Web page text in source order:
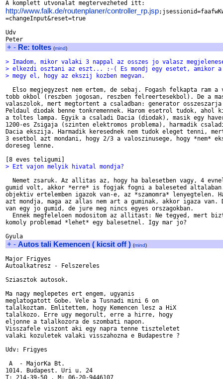
http://www.falk.de/routenplaner/controller_rp.jsp
=changeInput&reset=true
Udv
+ - Re: toltes (mind)
> Imadom, mikor valaki 3 nappal az osszes jo valasz
> elkezdi osztani az eszt... :-( Es mondj egy esetet, amikor
> megy el, hogy az ekszij kozben megvan.
Elso megjegyzest nem ertem, de sebaj. Fogash felkapta ram a
tobb okbol (reszben jogosan, reszben felreertesekbol). De a
valaszolok, mert megtortent a csaladban: generator osszeszarja
Peldaul diodak benne tonkremennek. Harom esetrol tudok, ahol
a toltes lampa. Egyik a csaladi Dacia (diodak), masik egy
1200-es Zsigaja (szinten elektromos problema), harmadik
Dacia ekszija. Harmadik keresednek nem tudok eleget tenni,
3 esetbol azt mondani, hogy 2/3 a valoszinusege, hogy *nem*
doreseg lenne.
> Ezt vajon melyik hivatal mondja?
Nemet zsaruk. Az allitas az, hogy ha balesetben vagy, 4
gumid volt, akkor *erre* is fogjak fogni a baleseted altalaban.
objektiv ertelemben igazok van-e, az *szamomra* lenyegtelen.
azt mondja, maga az allas nem art a guminak, akkor igaza van.
van egy jo gumid, de jure meg nincs egyes orszagokban.
Ennek megfeleloen modositom az allitast: Ne tegyed, mert
komoly problemad *lehet* egy balesetnel. Igy mar jo?
+ - Autos tali Kemencen ( kicsit off ) (mind)
Major Frigyes
Autoalkatresz - Felszereles
Sziasztok autosok.
Ma nagy meglepetes ert engem, ugyanis
meglatogatott Gobe. Vele a Tusnadi mini 6 on
talalkoztam. Emlitettem, hogy Kemencen lesz a HiX
talalkozo. Erre ugy megorult, erre a hirre, hogy
eljonne a talalkozora de szombati napon.
Visszafele viszont aki egy napra tenne tiszteletet
valaki kozuletek valaki visszahozna e Budapestre ?
Udv: Frigyes
A  - MajorKa Bt.
1014. Budapest. Uri u. 24
T: 214-39-50 , M: 06-20-9446107